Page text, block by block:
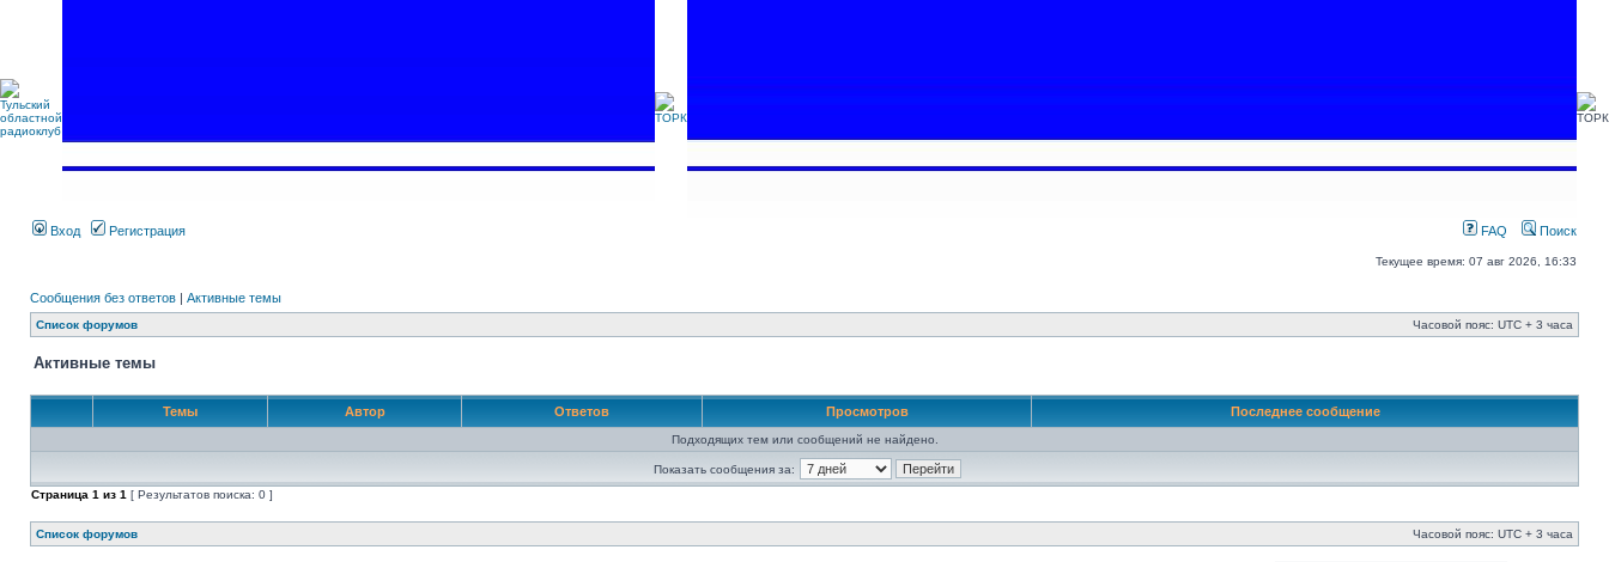
Вход Регистрация FAQ Поиск
Текущее время: 07 авг 2026, 16:33
Сообщения без ответов | Активные темы
Список форумов Часовой пояс: UTC + 3 часа
Активные темы
Темы Автор Ответов Просмотров Последнее сообщение
Подходящих тем или сообщений не найдено.
Показать сообщения за:
Страница 1 из 1 [ Результатов поиска: 0 ]
Список форумов Часовой пояс: UTC + 3 часа